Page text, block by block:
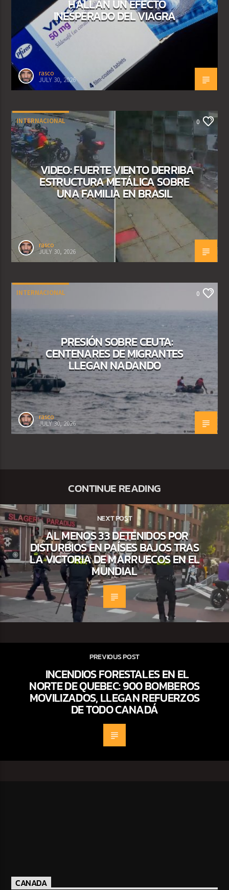
HALLAN UN EFECTO
INESPERADO DEL VIAGRA
rasco
JULY 30, 2026
INTERNACIONAL 0
VIDEO: FUERTE VIENTO DERRIBA
ESTRUCTURA METÁLICA SOBRE
UNA FAMILIA EN BRASIL
rasco
JULY 30, 2026
INTERNACIONAL 0
PRESIÓN SOBRE CEUTA:
CENTENARES DE MIGRANTES
LLEGAN NADANDO
rasco
JULY 30, 2026
CONTINUE READING
NEXT POST
AL MENOS 33 DETENIDOS POR
DISTURBIOS EN PAÍSES BAJOS TRAS
LA VICTORIA DE MARRUECOS EN EL
MUNDIAL
PREVIOUS POST
INCENDIOS FORESTALES EN EL
NORTE DE QUEBEC: 900 BOMBEROS
MOVILIZADOS, LLEGAN REFUERZOS
DE TODO CANADÁ
CANADA